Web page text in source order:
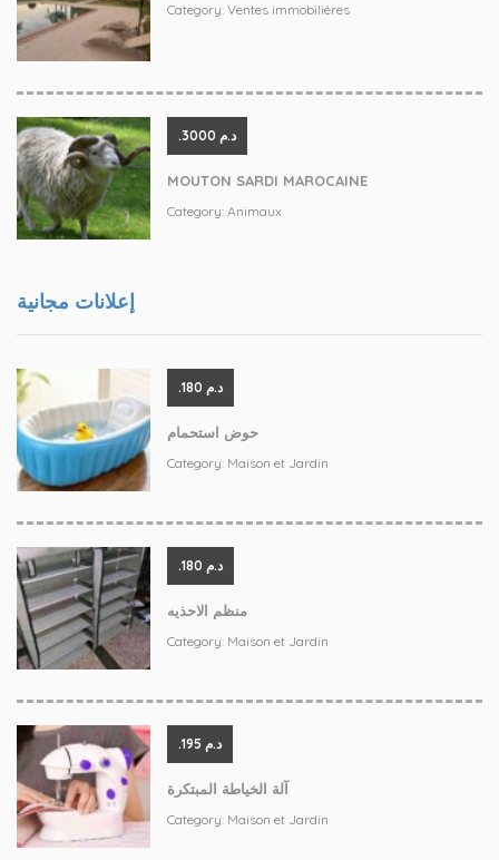
Category: Ventes immobilières
.د.م 3000
MOUTON SARDI MAROCAINE
Category: Animaux
إعلانات مجانية
.د.م 180
حوض استحمام
Category: Maison et Jardin
.د.م 180
منظم الاحذيه
Category: Maison et Jardin
.د.م 195
آلة الخياطة المبتكرة
Category: Maison et Jardin